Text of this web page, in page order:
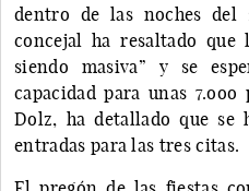
dentro de las noches del
concejal ha resaltado que
siendo masiva” y se
capacidad para unas
Dolz, ha detallado que se
entradas para las tres citas.